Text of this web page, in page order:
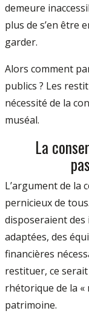
demeure
plus de s’en être
garder.
Alors comment
publics ? Les
nécessité de la
muséal.
La
L’argument de la
pernicieux de
disposeraient
adaptées, des
financières
restituer, ce
rhétorique de la «
patrimoine.